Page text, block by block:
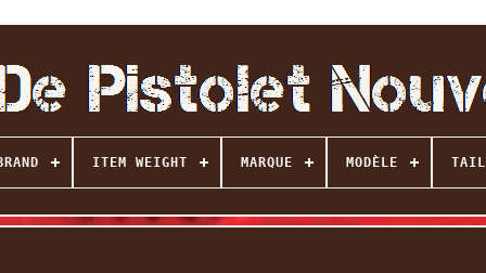
ITEM WEIGHT MARQUE MODÈLE